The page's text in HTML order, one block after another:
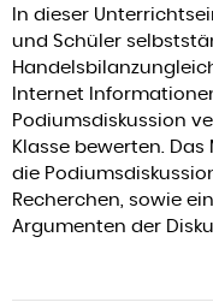
In dieser
und Schüler
Internet
Podiumsdiskussion
Klasse bewerten.
die
Recherchen, sowie
Argumenten der